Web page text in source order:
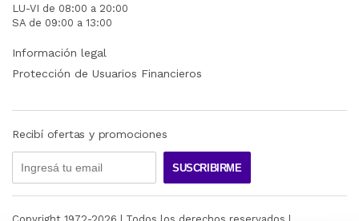
LU-VI de 08:00 a 20:00
SA de 09:00 a 13:00
Información legal
Protección de Usuarios Financieros
Recibí ofertas y promociones
SUSCRIBIRME